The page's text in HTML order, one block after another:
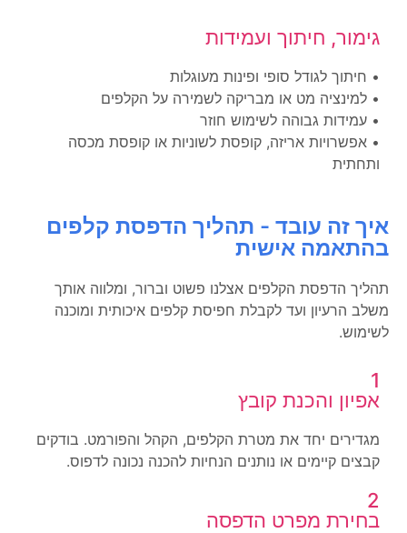
• חיתוך לגודל סופי ופינות מעוגלות
• למינציה מט או מבריקה לשמירה על הקלפים
• עמידות גבוהה לשימוש חוזר
• אפשרויות אריזה, קופסת לשוניות או קופסת מכסה
ותחתית
גימור, חיתוך ועמידות
איך זה עובד - תהליך הדפסת קלפים
בהתאמה אישית
תהליך הדפסת הקלפים אצלנו פשוט וברור, ומלווה אותך
משלב הרעיון ועד לקבלת חפיסת קלפים איכותית ומוכנה
לשימוש.
אפיון והכנת קובץ
מגדירים יחד את מטרת הקלפים, הקהל והפורמט. בודקים
קבצים קיימים או נותנים הנחיות להכנה נכונה לדפוס.
2
בחירת מפרט הדפסה